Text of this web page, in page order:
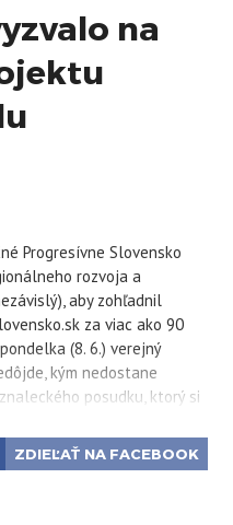
na
Progresívne Slovensko
rozvoja a
aby zohľadnil
za viac ako 90
(8. 6.) verejný
kým nedostane
posudku, ktorý si
informoval poslanec
(PS), ktorý ministrovi zaslal
ZDIEĽAŤ NA FACEBOOK